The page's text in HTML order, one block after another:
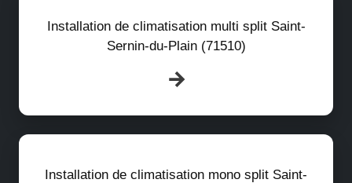
Installation de climatisation multi split Saint-
Sernin-du-Plain (71510)
Installation de climatisation mono split Saint-